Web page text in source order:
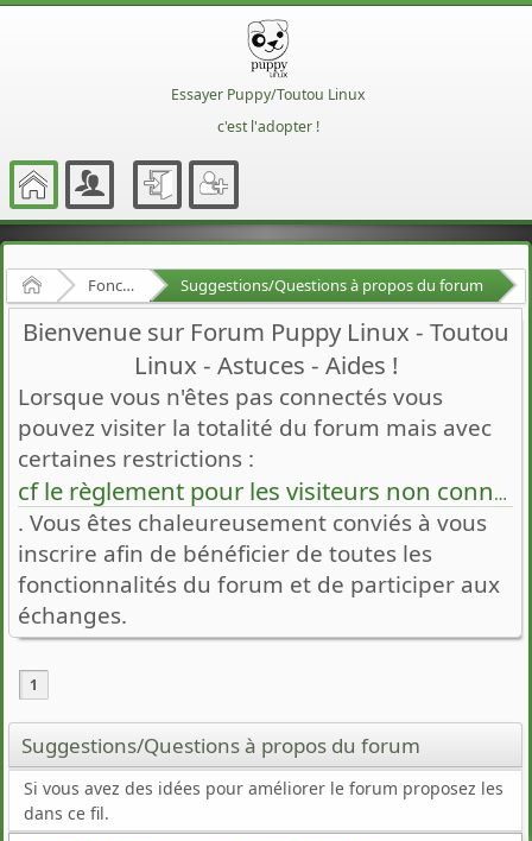
Essayer Puppy/Toutou Linux
c'est l'adopter !
Accueil Fonctionnement du forum Suggestions/Questions à propos du forum
Bienvenue sur Forum Puppy Linux - Toutou
Linux - Astuces - Aides !
Lorsque vous n'êtes pas connectés vous
pouvez visiter la totalité du forum mais avec
certaines restrictions :
cf le règlement pour les visiteurs non connectés
. Vous êtes chaleureusement conviés à vous
inscrire afin de bénéficier de toutes les
fonctionnalités du forum et de participer aux
échanges.
1
Suggestions/Questions à propos du forum
Si vous avez des idées pour améliorer le forum proposez les
dans ce fil.